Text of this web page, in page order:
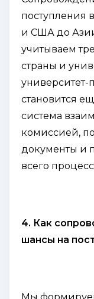
поступления
и США до
учитываем
страны и
университет-
становится
система
комиссией,
документы и
всего
4. Как
шансы на
Мы